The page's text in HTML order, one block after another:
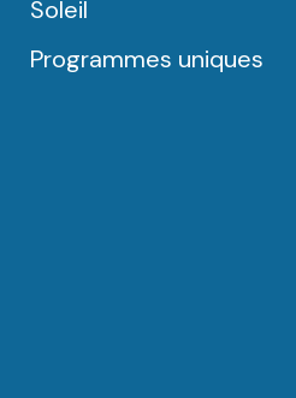
Soleil
Programmes uniques